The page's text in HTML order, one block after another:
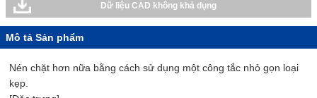
Dữ liệu CAD không khả dụng
Mô tả Sản phẩm
Nén chặt hơn nữa bằng cách sử dụng một công tắc nhỏ gọn loại
kẹp.